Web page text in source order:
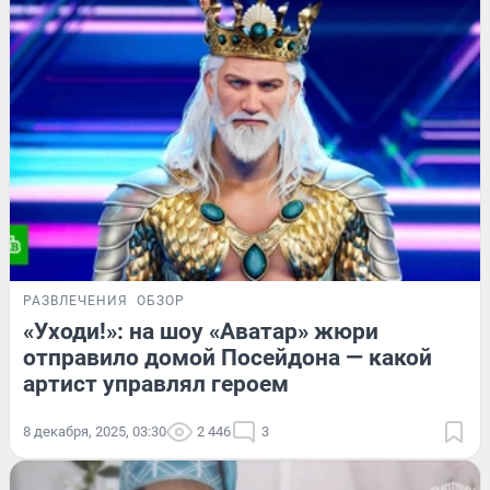
РАЗВЛЕЧЕНИЯ ОБЗОР
«Уходи!»: на шоу «Аватар» жюри
отправило домой Посейдона — какой
артист управлял героем
8 декабря, 2025, 03:30 2 446 3